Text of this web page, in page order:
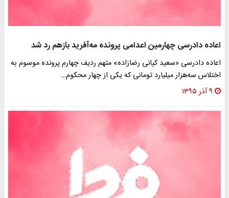
اعاده دادرسی چهارمین اعدامی پرونده مه‌آفرید بازهم رد شد
اعاده دادرسی «سعید کیانی رضازاده» متهم ردیف چهارم پرونده موسوم به
اختلاس سه‌هزار میلیارد تومانی که یکی از چهار محکوم…
۹ آذر ۱۳۹۵